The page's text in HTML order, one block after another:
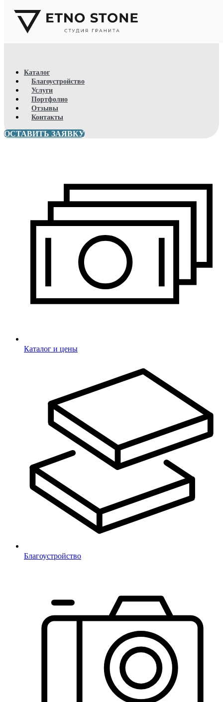
Каталог
Благоустройство
Услуги
Портфолио
Отзывы
Контакты
ОСТАВИТЬ ЗАЯВКУ
Каталог и цены
Благоустройство